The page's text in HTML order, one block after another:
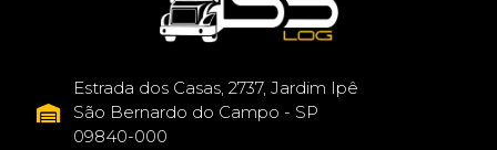
Estrada dos Casas, 2737, Jardim Ipê
São Bernardo do Campo - SP
09840-000